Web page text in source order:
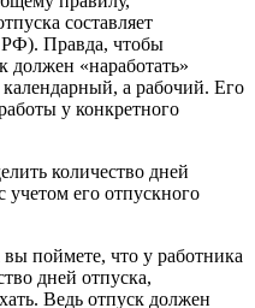
составляет
РФ). Правда, чтобы
должен «наработать»
а рабочий. Его
у конкретного
количество дней
учетом его отпускного
вы поймете, что у работника
дней отпуска,
Ведь отпуск должен